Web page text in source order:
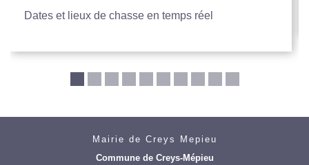
Dates et lieux de chasse en temps réel
Mairie de Creys Mepieu
Commune de Creys-Mépieu